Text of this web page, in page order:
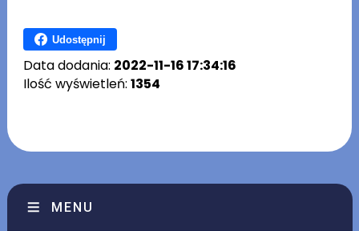
Udostępnij
Data dodania: 2022-11-16 17:34:16
Ilość wyświetleń: 1354
MENU